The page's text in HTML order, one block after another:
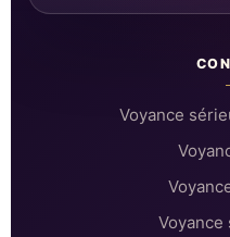
Voyance
Voyance